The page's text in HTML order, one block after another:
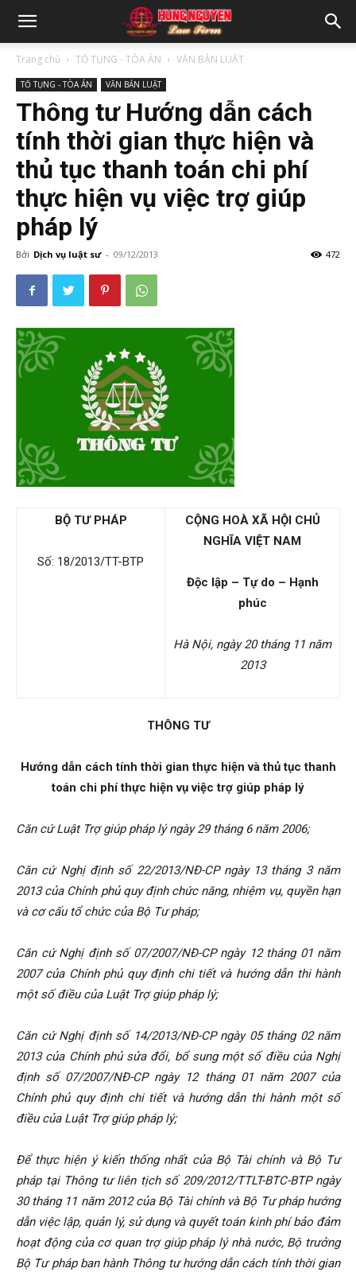
Trang chủ TỐ TỤNG - TÒA ÁN VĂN BẢN LUẬT
TỐ TỤNG - TÒA ÁN VĂN BẢN LUẬT
Thông tư Hướng dẫn cách
tính thời gian thực hiện và
thủ tục thanh toán chi phí
thực hiện vụ việc trợ giúp
pháp lý
Bởi Dịch vụ luật sư - 09/12/2013 472
BỘ TƯ PHÁP
Số: 18/2013/TT-BTP
CỘNG HOÀ XÃ HỘI CHỦ
NGHĨA VIỆT NAM
Độc lập – Tự do – Hạnh
phúc
Hà Nội, ngày 20 tháng 11 năm
2013
THÔNG TƯ
Hướng dẫn cách tính thời gian thực hiện và thủ tục thanh
toán chi phí thực hiện vụ việc trợ giúp pháp lý
Căn cứ Luật Trợ giúp pháp lý ngày 29 tháng 6 năm 2006;
Căn cứ Nghị định số 22/2013/NĐ-CP ngày 13 tháng 3 năm
2013 của Chính phủ quy định chức năng, nhiệm vụ, quyền hạn
và cơ cấu tổ chức của Bộ Tư pháp;
Căn cứ Nghị định số 07/2007/NĐ-CP ngày 12 tháng 01 năm
2007 của Chính phủ quy định chi tiết và hướng dẫn thi hành
một số điều của Luật Trợ giúp pháp lý;
Căn cứ Nghị định số 14/2013/NĐ-CP ngày 05 tháng 02 năm
2013 của Chính phủ sửa đổi, bổ sung một số điều của Nghị
định số 07/2007/NĐ-CP ngày 12 tháng 01 năm 2007 của
Chính phủ quy định chi tiết và hướng dẫn thi hành một số
điều của Luật Trợ giúp pháp lý;
Để thực hiện ý kiến thống nhất của Bộ Tài chính và Bộ Tư
pháp tại Thông tư liên tịch số 209/2012/TTLT-BTC-BTP ngày
30 tháng 11 năm 2012 của Bộ Tài chính và Bộ Tư pháp hướng
dẫn việc lập, quản lý, sử dụng và quyết toán kinh phí bảo đảm
hoạt động của cơ quan trợ giúp pháp lý nhà nước, Bộ trưởng
Bộ Tư pháp ban hành Thông tư hướng dẫn cách tính thời gian